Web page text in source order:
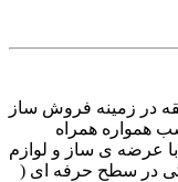
با بیش از 18 سال سابقه در زمینه فروش ساز
همواره همراه
عرضه ی ساز و لوازم
در سطح حرفه ای (